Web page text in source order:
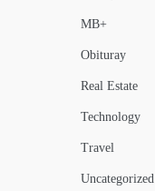
MB+
Obituray
Real Estate
Technology
Travel
Uncategorized